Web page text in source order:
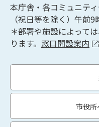
本庁舎・各コミュニテ
（祝日等を除く）午前
＊部署や施設によって
ります。 窓口開設案内
市役所